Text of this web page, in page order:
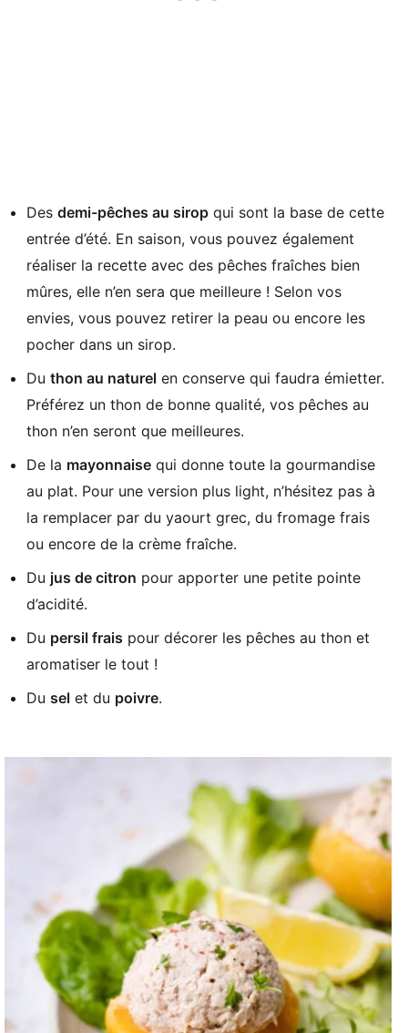
Des demi-pêches au sirop qui sont la base de cette
entrée d’été. En saison, vous pouvez également
réaliser la recette avec des pêches fraîches bien
mûres, elle n’en sera que meilleure ! Selon vos
envies, vous pouvez retirer la peau ou encore les
pocher dans un sirop.
Du thon au naturel en conserve qui faudra émietter.
Préférez un thon de bonne qualité, vos pêches au
thon n’en seront que meilleures.
De la mayonnaise qui donne toute la gourmandise
au plat. Pour une version plus light, n’hésitez pas à
la remplacer par du yaourt grec, du fromage frais
ou encore de la crème fraîche.
Du jus de citron pour apporter une petite pointe
d’acidité.
Du persil frais pour décorer les pêches au thon et
aromatiser le tout !
Du sel et du poivre.